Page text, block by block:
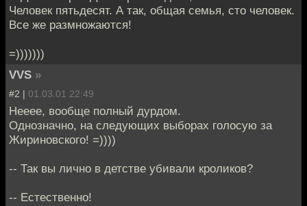
Человек пятьдесят. А так, общая семья, сто человек.
Все же размножаются!
=)))))))
VVS »
#2 | 01.03.01 22:49
Нееее, вообще полный дурдом.
Однозначно, на следующих выборах голосую за
Жириновского! =))))
-- Так вы лично в детстве убивали кроликов?
-- Естественно!